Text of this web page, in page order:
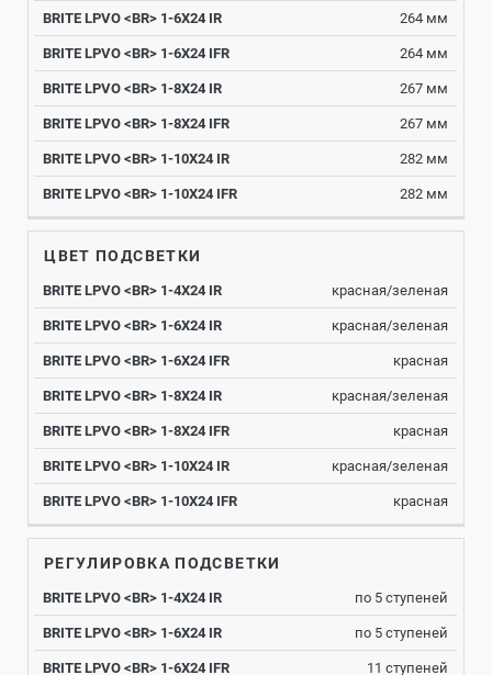
264 мм
264 мм
267 мм
267 мм
282 мм
282 мм
ЦВЕТ ПОДСВЕТКИ
красная/зеленая
красная/зеленая
красная
красная/зеленая
красная
красная/зеленая
красная
РЕГУЛИРОВКА ПОДСВЕТКИ
по 5 ступеней
по 5 ступеней
11 ступеней